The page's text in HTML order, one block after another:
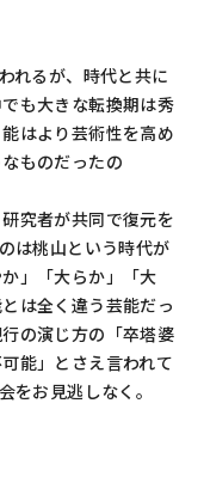
れるが、時代と共に
も大きな転換期は秀
はより芸術性を高め
ものだったの
究者が共同で復元を
は桃山という時代が
」「大らか」「大
は全く違う芸能だっ
の演じ方の「卒塔婆
能」とさえ言われて
をお見逃しなく。